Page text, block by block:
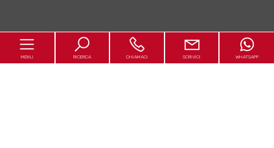
MENU RICERCA CHIAMACI SCRIVICI WHATSAPP